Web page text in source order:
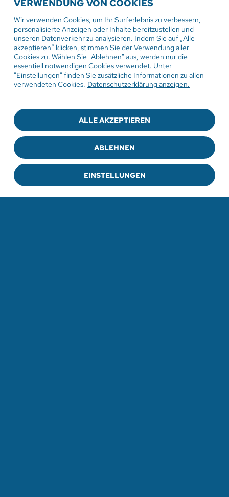
VERWENDUNG VON COOKIES
Wir verwenden Cookies, um Ihr Surferlebnis zu verbessern,
personalisierte Anzeigen oder Inhalte bereitzustellen und
unseren Datenverkehr zu analysieren. Indem Sie auf „Alle
akzeptieren“ klicken, stimmen Sie der Verwendung aller
Cookies zu. Wählen Sie "Ablehnen" aus, werden nur die
essentiell notwendigen Cookies verwendet. Unter
"Einstellungen" finden Sie zusätzliche Informationen zu allen
verwendeten Cookies. Datenschutzerklärung anzeigen.
EINSTELLUNGEN
ABLEHNEN
ALLE AKZEPTIEREN
ZUR PRESSEMITTEILUNG